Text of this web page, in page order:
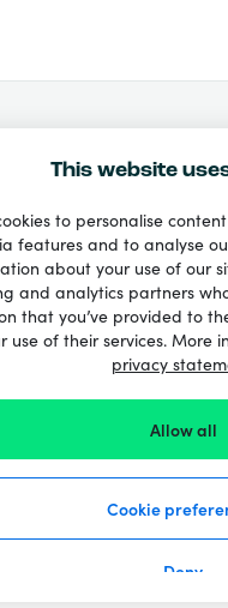
This website
to personalise
features and to analyse
about your use of our
and analytics partners
that you’ve provided to
use of their services. More
privacy
Allow all
Cookie
Deny
osobných údajov